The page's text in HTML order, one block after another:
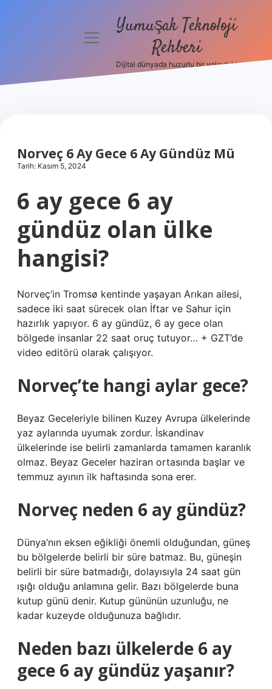
menüyüYumuşak Teknoloji
Rehberi
Dijital dünyada huzurlu bir yolculuk!
Norveç 6 Ay Gece 6 Ay Gündüz Mü
Tarih: Kasım 5, 2024
6 ay gece 6 ay
gündüz olan ülke
hangisi?
Norveç’in Tromsø kentinde yaşayan Arıkan ailesi,
sadece iki saat sürecek olan İftar ve Sahur için
hazırlık yapıyor. 6 ay gündüz, 6 ay gece olan
bölgede insanlar 22 saat oruç tutuyor… + GZT’de
video editörü olarak çalışıyor.
Norveç’te hangi aylar gece?
Beyaz Geceleriyle bilinen Kuzey Avrupa ülkelerinde
yaz aylarında uyumak zordur. İskandinav
ülkelerinde ise belirli zamanlarda tamamen karanlık
olmaz. Beyaz Geceler haziran ortasında başlar ve
temmuz ayının ilk haftasında sona erer.
Norveç neden 6 ay gündüz?
Dünya’nın eksen eğikliği önemli olduğundan, güneş
bu bölgelerde belirli bir süre batmaz. Bu, güneşin
belirli bir süre batmadığı, dolayısıyla 24 saat gün
ışığı olduğu anlamına gelir. Bazı bölgelerde buna
kutup günü denir. Kutup gününün uzunluğu, ne
kadar kuzeyde olduğunuza bağlıdır.
Neden bazı ülkelerde 6 ay
gece 6 ay gündüz yaşanır?